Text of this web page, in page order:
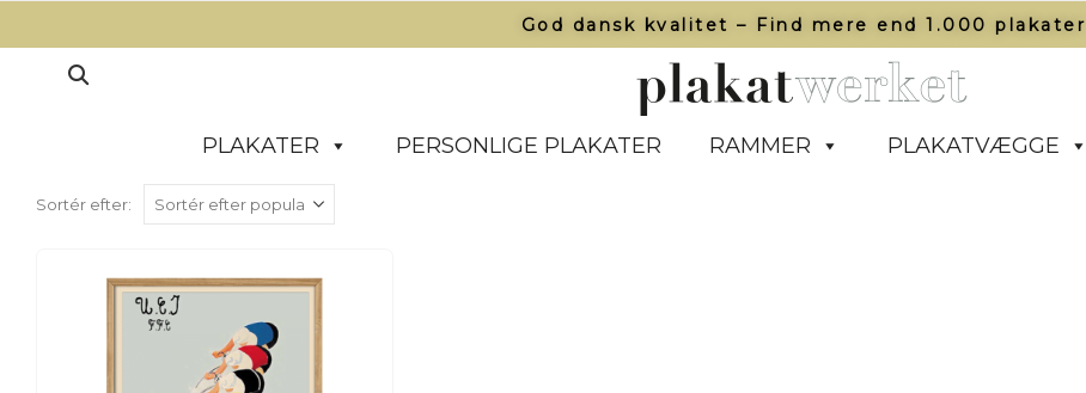
God dansk kvalitet – Find mere end 1.000 plakater​
PLAKATER PERSONLIGE PLAKATER RAMMER PLAKATVÆGGE
Sortér efter: